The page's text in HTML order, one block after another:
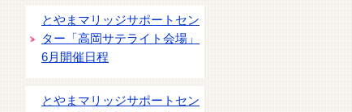
とやまマリッジサポートセン
ター「高岡サテライト会場」
6月開催日程
とやまマリッジサポートセン